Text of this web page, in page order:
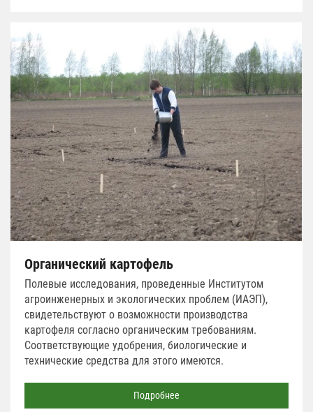
Органический картофель
Полевые исследования, проведенные Институтом
агроинженерных и экологических проблем (ИАЭП),
свидетельствуют о возможности производства
картофеля согласно органическим требованиям.
Соответствующие удобрения, биологические и
технические средства для этого имеются.
Подробнее